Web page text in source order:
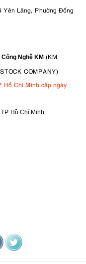
Yên Lãng, Phường Đống
Nghệ KM (KM
COMPANY)
Hồ Chí Minh cấp ngày
Hồ Chí Minh